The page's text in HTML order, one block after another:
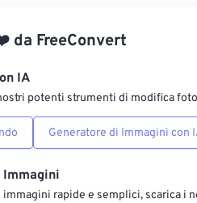
da FreeConvert
IA
potenti strumenti di modifica
Generatore di Immagini con
immagini rapide e semplici, scarica i